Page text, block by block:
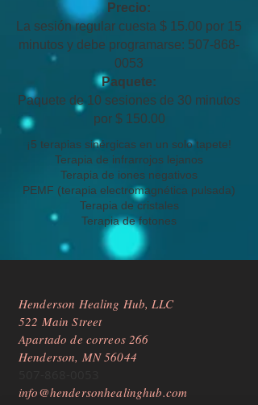
Precio:
La sesión regular cuesta $ 15.00 por 15
minutos y debe programarse: 507-868-
0053
Paquete:
Paquete de 10 sesiones de 30 minutos
por $ 150.00
¡5 terapias sinérgicas en un solo tapete!
Terapia de infrarrojos lejanos
Terapia de iones negativos
PEMF (terapia electromagnética pulsada)
Terapia de cristales
Terapia de fotones
Henderson Healing Hub, LLC
522 Main Street
Apartado de correos 266
Henderson, MN 56044
info@hendersonhealinghub.com